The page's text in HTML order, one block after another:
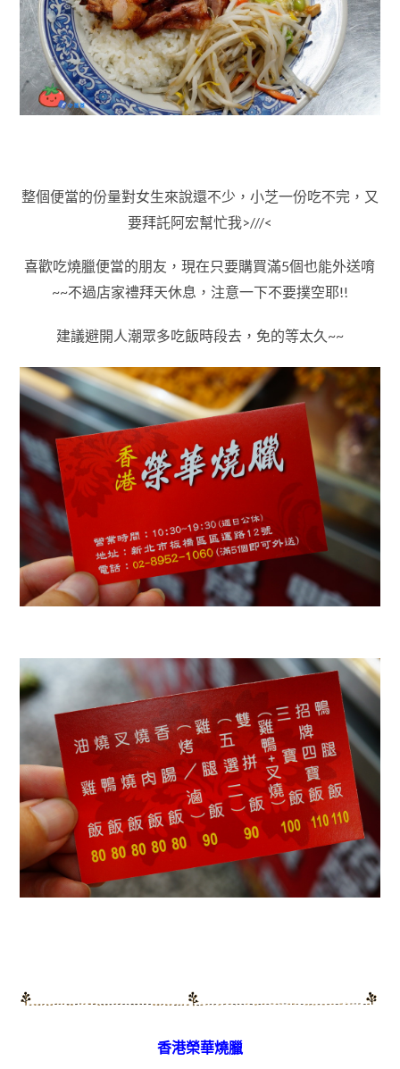
整個便當的份量對女生來說還不少，小芝一份吃不完，又
要拜託阿宏幫忙我>///<
喜歡吃燒臘便當的朋友，現在只要購買滿5個也能外送唷
~~不過店家禮拜天休息，注意一下不要撲空耶!!
建議避開 人潮眾多吃飯時段去，免的等太久~~
香港榮華燒臘